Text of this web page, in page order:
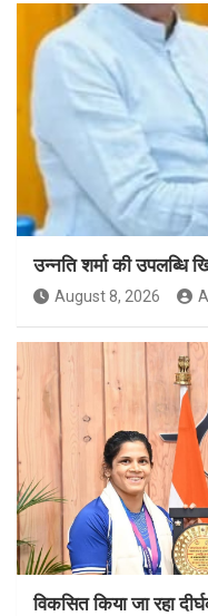
उन्नति शर्मा की उपलब्धि
August 8, 2026
विकसित किया जा रहा